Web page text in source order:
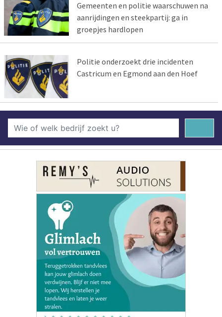
Gemeenten en politie waarschuwen na
aanrijdingen en steekpartij: ga in
groepjes hardlopen
Politie onderzoekt drie incidenten
Castricum en Egmond aan den Hoef